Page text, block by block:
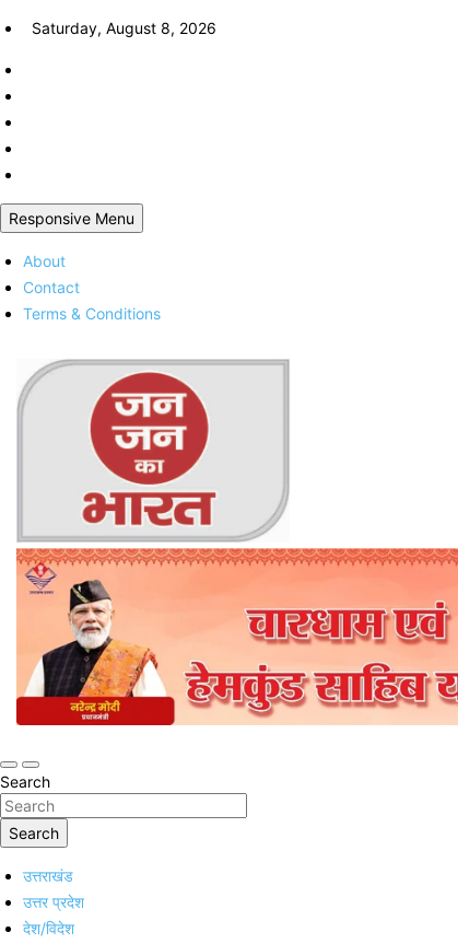
Skip
content
Saturday, August 8, 2026
Responsive Menu
About
Contact
Terms & Conditions
Jan Jan Ka Bharat
Online Trending Hindi News Website
Search
Search
उत्तराखंड
उत्तर प्रदेश
देश/विदेश